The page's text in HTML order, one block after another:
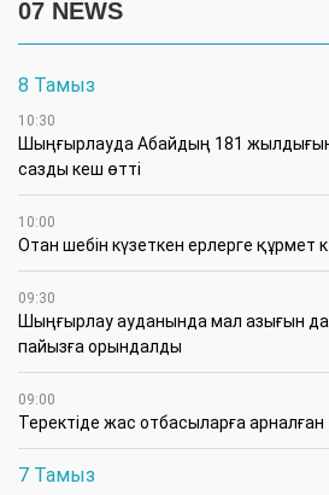
07 NEWS
8 Тамыз
10:30
Шыңғырлауда Абайдың 181
сазды кеш өтті
10:00
Отан шебін күзеткен ерлерге құрмет
09:30
​Шыңғырлау ауданында мал азығын
пайызға орындалды
09:00
​Теректіде жас отбасыларға арналған
7 Тамыз